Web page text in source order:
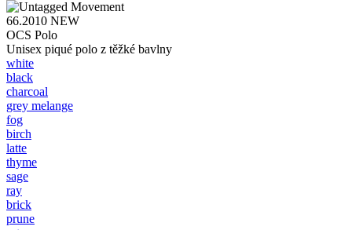
66.2010 NEW
OCS Polo
Unisex piqué polo z těžké bavlny
white
black
charcoal
grey melange
fog
birch
latte
thyme
sage
ray
brick
prune